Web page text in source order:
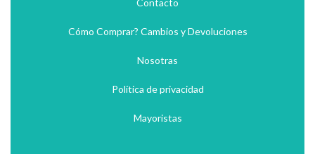
Contacto
Cómo Comprar? Cambios y Devoluciones
Nosotras
Política de privacidad
Mayoristas